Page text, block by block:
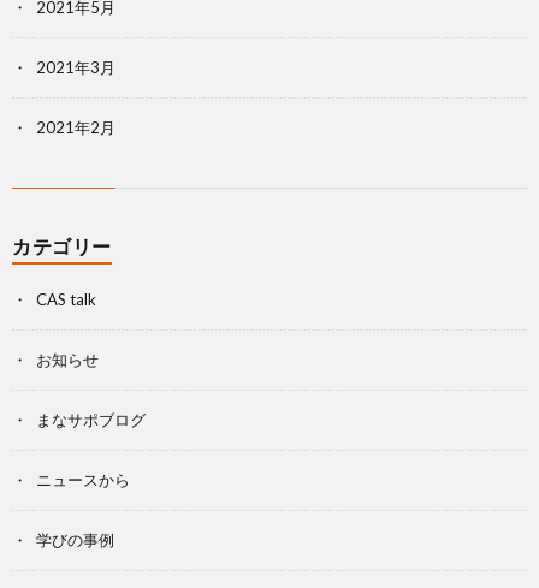
2021年5月
2021年3月
2021年2月
カテゴリー
CAS talk
お知らせ
まなサポブログ
ニュースから
学びの事例